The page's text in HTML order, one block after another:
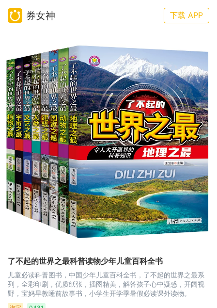
券女神 下载 APP
了不起的世界之最科普读物少年儿童百科全书
儿童必读科普图书，中国少年儿童百科全书，了不起的世界之最系
列，全彩印刷，优质纸张，插图精美，解答孩子心中疑惑，开阔视
野，宝妈早教睡前故事书，小学生开学季暑假必读课外读物。